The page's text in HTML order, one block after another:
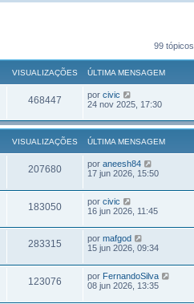
99 tópicos
VISUALIZAÇÕES ÚLTIMA MENSAGEM
468447 por civic
24 nov 2025, 17:30
VISUALIZAÇÕES ÚLTIMA MENSAGEM
207680 por aneesh84
17 jun 2026, 15:50
183050 por civic
16 jun 2026, 11:45
283315 por mafgod
15 jun 2026, 09:34
123076 por FernandoSilva
08 jun 2026, 13:35